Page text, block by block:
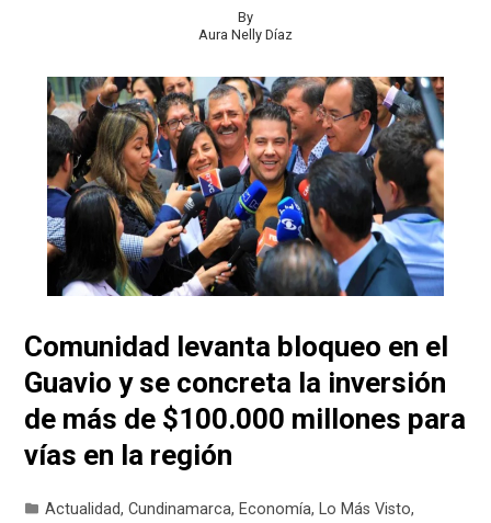
By
Aura Nelly Díaz
Comunidad levanta bloqueo en el
Guavio y se concreta la inversión
de más de $100.000 millones para
vías en la región
Actualidad,Cundinamarca, Economía, Lo Más Visto,